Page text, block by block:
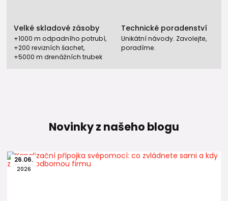
Velké skladové zásoby
+1000 m odpadního potrubí,
+200 revizních šachet,
+5000 m drenážních trubek
Technické poradenství
Unikátní návody. Zavolejte,
poradíme.
Novinky z našeho blogu
26.06.
2026